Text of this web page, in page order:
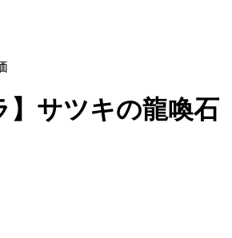
】サツキの龍喚石